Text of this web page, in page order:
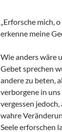
„Erforsche mich,
erkenne meine
Wie anders wäre
Gebet sprechen
andere zu beten,
verborgene in
vergessen
wahre
Seele erforschen